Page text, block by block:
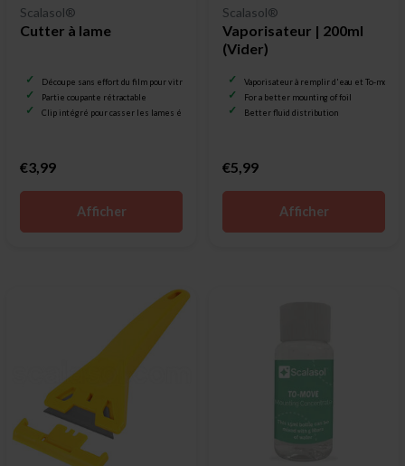
Scalasol®
Cutter à lame
Découpe sans effort du film pour vitrage
Partie coupante rétractable
Clip intégré pour casser les lames émoussées
€3,99
Afficher
Scalasol®
Vaporisateur | 200ml
(Vider)
Vaporisateur à remplir d'eau et To-move
For a better mounting of foil
Better fluid distribution
€5,99
Afficher